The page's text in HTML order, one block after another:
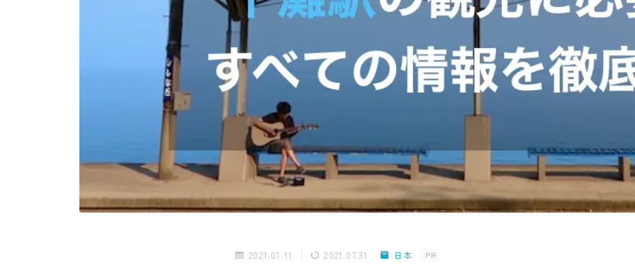
2021.01.11 2021.07.31 日本 PR